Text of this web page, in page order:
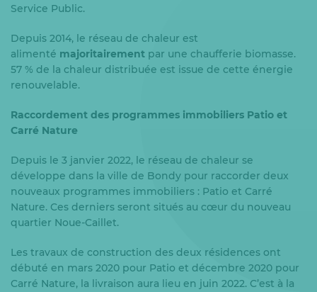
Service Public.
Depuis 2014, le réseau de chaleur est
alimenté majoritairement par une chaufferie biomasse.
57 % de la chaleur distribuée est issue de cette énergie
renouvelable.
Raccordement des programmes immobiliers Patio et
Carré Nature
Depuis le 3 janvier 2022, le réseau de chaleur se
développe dans la ville de Bondy pour raccorder deux
nouveaux programmes immobiliers : Patio et Carré
Nature. Ces derniers seront situés au cœur du nouveau
quartier Noue-Caillet.
Les travaux de construction des deux résidences ont
débuté en mars 2020 pour Patio et décembre 2020 pour
Carré Nature, la livraison aura lieu en juin 2022. C’est à la